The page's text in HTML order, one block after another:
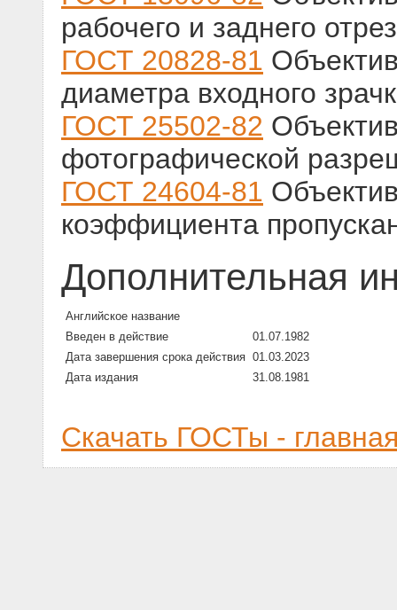
рабочего и заднего
ГОСТ 20828-81
диаметра входного
ГОСТ 25502-82
фотографической
ГОСТ 24604-81
коэффициента
Дополнительная
Английское название
Введен в действие
01.07.1982
Дата завершения срока действия 01.03.2023
Дата издания
31.08.1981
Скачать ГОСТы -